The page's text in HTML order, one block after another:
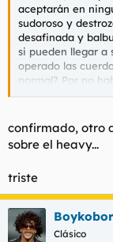
aceptarán en
sudoroso y
desafinada y
si pueden llegar a
operado las
normal? Por no
anarka anti-
gente con
pipas en la plaza
politica para decir
confirmado, otro
sobre el heavy...
triste
Clásico